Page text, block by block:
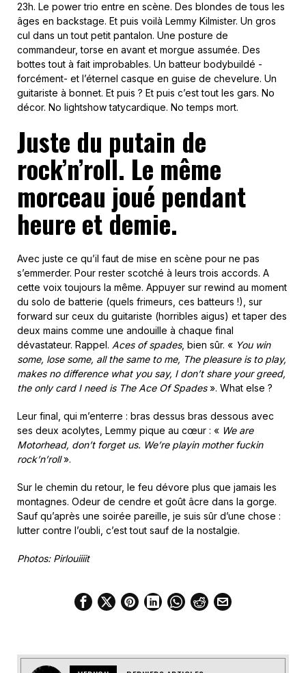
23h. Le power trio entre en scène. Des blondes de tous les
âges en backstage. Et puis voilà Lemmy Kilmister. Un gros
cul dans un tout petit pantalon. Une posture de
commandeur, torse en avant et morgue assumée. Des
bottes tout à fait improbables. Un batteur bodybuildé -
forcément- et l’éternel casque en guise de chevelure. Un
guitariste à bonnet. Et puis ? Et puis c’est tout les gars. No
décor. No lightshow tatycardique. No temps mort.
Juste du putain de
rock’n’roll. Le même
morceau joué pendant
heure et demie.
Avec juste ce qu’il faut de mise en scène pour ne pas
s’emmerder. Pour rester scotché à leurs trois accords. A
cette voix toujours la même. Appuyer sur rewind au moment
du solo de batterie (quels frimeurs, ces batteurs !), sur
forward sur ceux du guitariste (horribles aigus) et taper des
deux mains comme une andouille à chaque final
dévastateur. Rappel. Aces of spades, bien sûr. « You win
some, lose some, all the same to me, The pleasure is to play,
makes no difference what you say, I don’t share your greed,
the only card I need is The Ace Of Spades ». What else ?
Leur final, qui m’enterre : bras dessus bras dessous avec
ses deux acolytes, Lemmy pique au cœur : « We are
Motorhead, don’t forget us. We’re playin mother fuckin
rock’n’roll».
Sur le chemin du retour, le feu dévore plus que jamais les
montagnes. Odeur de cendre et goût âcre dans la gorge.
Sauf qu’après une soirée pareille, je suis sûr d’une chose :
lutter contre l’oubli, c’est tout sauf de la nostalgie.
Photos: Pirlouiiiit